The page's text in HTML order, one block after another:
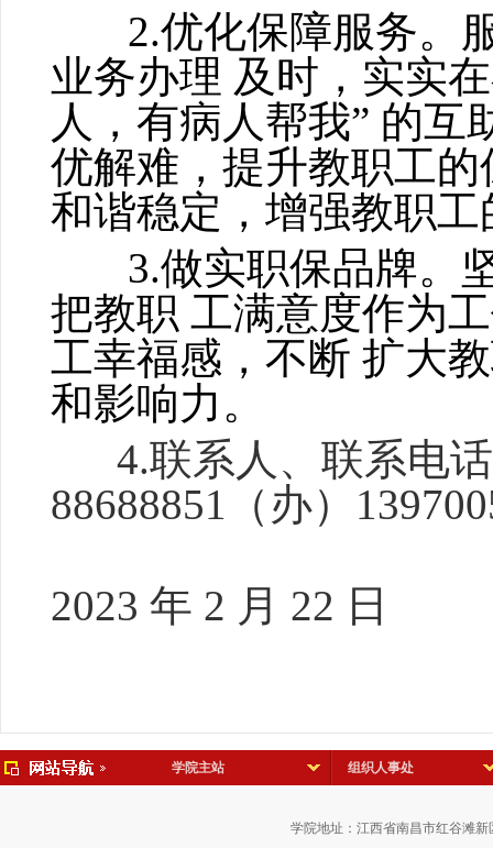
2.优化保障服务。
业务办理 及时，实实
人，有病人帮我” 的互
优解难，提升教职工
和谐稳定，增强教职
3.做实职保品牌。坚
把教职 工满意度作为
工幸福感，不断 扩大
和影响力。
4.联系人、联系电
88688851 （办）
2023 年 2 月 22 日
学院主站 组织人事处
学院地址：江西省南昌市红谷滩